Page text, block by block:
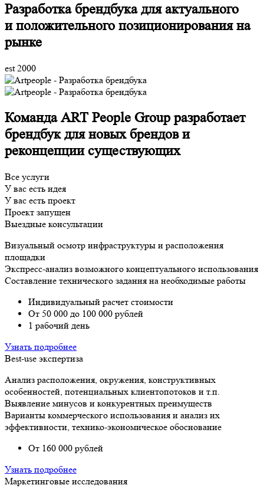
Разработка брендбука для актуального
и положительного позиционирования на
рынке
est 2000
Команда ART People Group разработает
брендбук для новых брендов и
реконцепции существующих
Все услуги
У вас есть идея
У вас есть проект
Проект запущен
Выездные консультации
Визуальный осмотр инфраструктуры и расположения
площадки
Экспресс-анализ возможного концептуального использования
Составление технического задания на необходимые работы
Индивидуальный расчет стоимости
От 50 000 до 100 000 рублей
1 рабочий день
Узнать подробнее
Best-use экспертиза
Анализ расположения, окружения, конструктивных
особенностей, потенциальных клиентопотоков и т.п.
Выявление минусов и конкурентных преимуществ
Варианты коммерческого использования и анализ их
эффективности, технико-экономическое обоснование
От 160 000 рублей
Узнать подробнее
Маркетинговые исследования